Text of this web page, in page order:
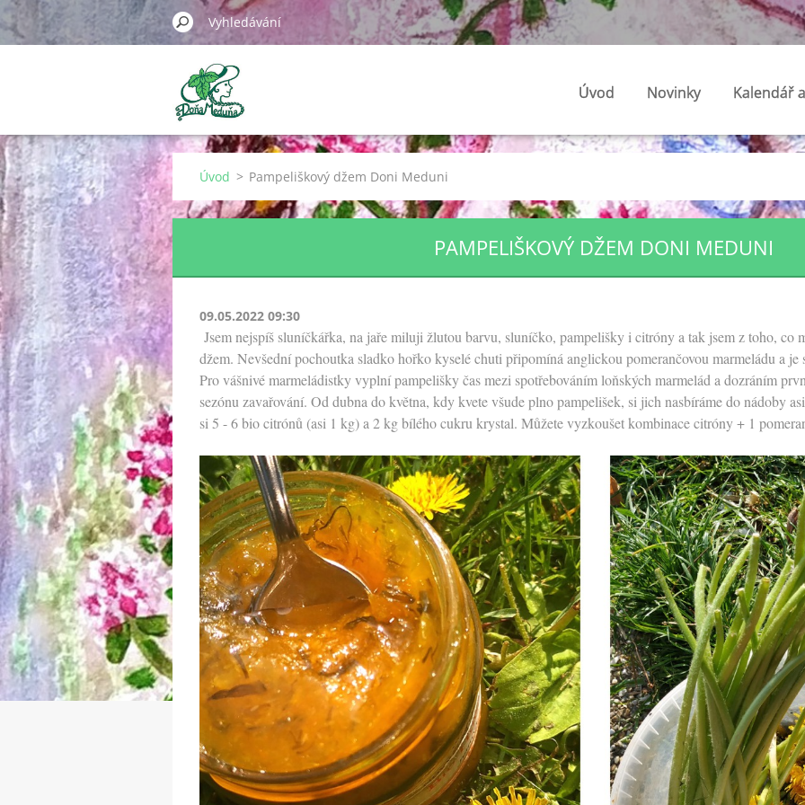
Úvod Novinky Kalendář
Úvod > Pampeliškový džem Doni Meduni
PAMPELIŠKOVÝ DŽEM DONI MEDUNI
09.05.2022 09:30
Jsem nejspíš sluníčkářka, na jaře miluji žlutou barvu, sluníčko, pampelišky i citróny a tak jsem z toho, co
džem. Nevšední pochoutka sladko hořko kyselé chuti připomíná anglickou pomerančovou marmeládu a je
Pro vášnivé marmeládistky vyplní pampelišky čas mezi spotřebováním loňských marmelád a dozráním
sezónu zavařování. Od dubna do května, kdy kvete všude plno pampelišek, si jich nasbíráme do nádoby
si 5 - 6 bio citrónů (asi 1 kg) a 2 kg bílého cukru krystal. Můžete vyzkoušet kombinace citróny + 1